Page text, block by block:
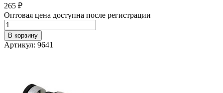
265 ₽
Оптовая цена доступна после регистрации
В корзину
Артикул: 9641